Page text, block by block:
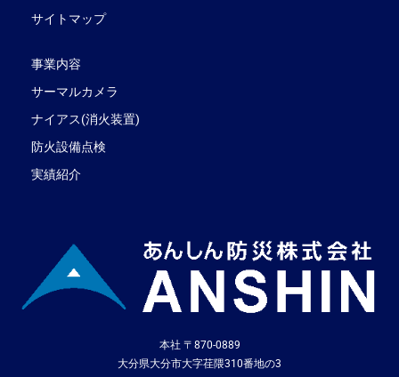
サイトマップ
事業内容
サーマルカメラ
ナイアス(消火装置)
防火設備点検
実績紹介
本社 〒870-0889
大分県大分市大字荏隈310番地の3